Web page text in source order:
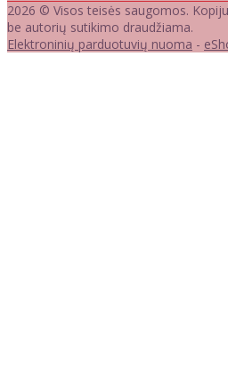
2026 © Visos teisės saugomos.
be autorių sutikimo draudžiama.
Elektroninių parduotuvių nuoma -